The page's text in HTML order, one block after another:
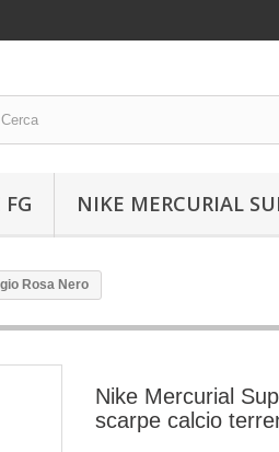
NIKE MERCURIAL
Rosa Nero
Nike Mercurial
scarpe calcio